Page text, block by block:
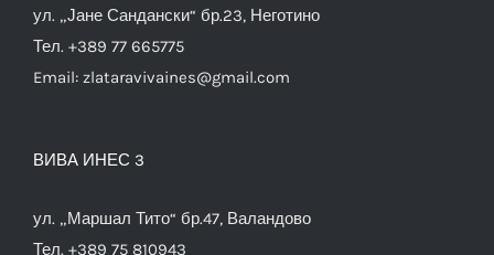
ул. „Јане Сандански“ бр.23, Неготино
Тел. +389 77 665775
Email: zlataravivaines@gmail.com
ВИВА ИНЕС 3
ул. „Маршал Тито“ бр.47, Валандово
Тел. +389 75 810943